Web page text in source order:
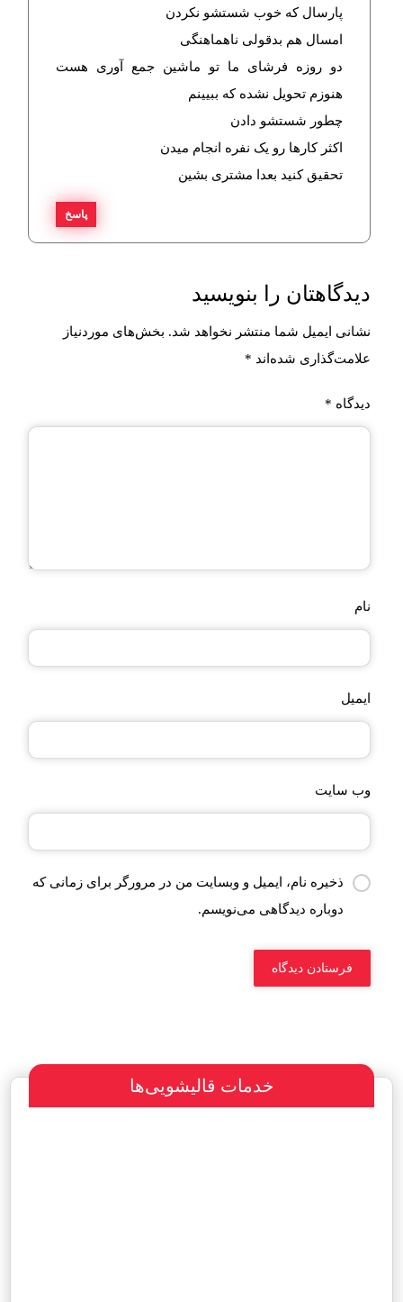
پارسال که خوب شستشو نکردن
امسال هم بدقولی ناهماهنگی
دو روزه فرشای ما تو ماشین جمع آوری هست
هنوزم تحویل نشده که ببیینم
چطور شستشو دادن
اکثر کارها رو یک نفره انجام میدن
تحقیق کنید بعدا مشتری بشین
پاسخ
دیدگاهتان را بنویسید
نشانی ایمیل شما منتشر نخواهد شد. بخش‌های موردنیاز
علامت‌گذاری شده‌اند *
دیدگاه *
نام
ایمیل
وب‌ سایت
ذخیره نام، ایمیل و وبسایت من در مرورگر برای زمانی که
دوباره دیدگاهی می‌نویسم.
خدمات قالیشویی‌ها